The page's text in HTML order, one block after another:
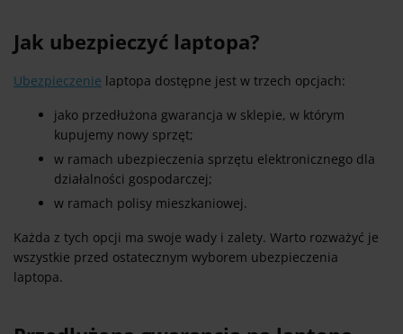
Jak ubezpieczyć laptopa?
Ubezpieczenie laptopa dostępne jest w trzech opcjach:
jako przedłużona gwarancja w sklepie, w którym
kupujemy nowy sprzęt;
w ramach ubezpieczenia sprzętu elektronicznego dla
działalności gospodarczej;
w ramach polisy mieszkaniowej.
Każda z tych opcji ma swoje wady i zalety. Warto rozważyć je
wszystkie przed ostatecznym wyborem ubezpieczenia
laptopa.